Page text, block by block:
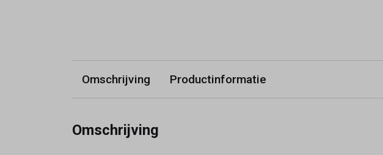
Omschrijving Productinformatie
Omschrijving